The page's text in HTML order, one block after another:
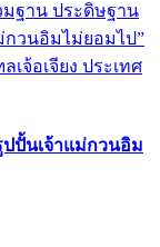
มฐาน ประดิษฐาน
กวนอิมไม่ยอมไป”
จ้อเจียง ประเทศ
ปปั้นเจ้าแม่กวนอิม